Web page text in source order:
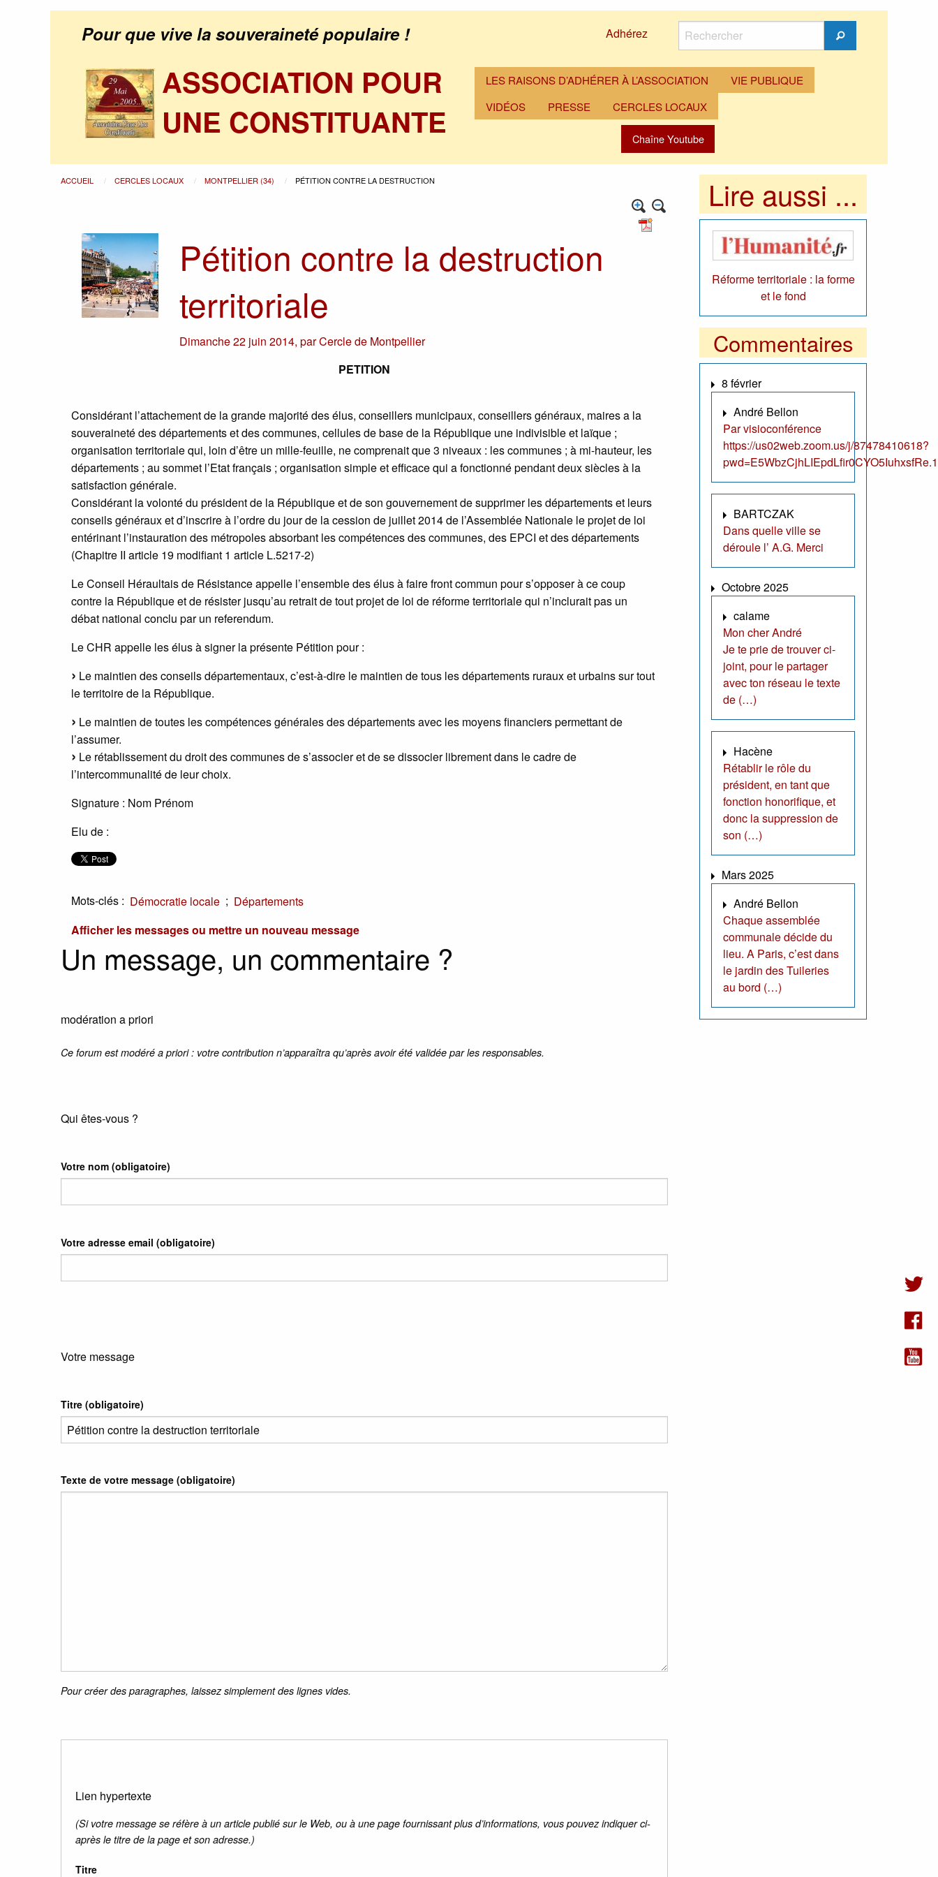
Pour que vive la souveraineté populaire ! Adhérez
Rechercher
Rechercher
ASSOCIATION POUR
UNE CONSTITUANTE
LES RAISONS D’ADHÉRER À L’ASSOCIATION
VIE PUBLIQUE
VIDÉOS
PRESSE CERCLES LOCAUX
Chaîne Youtube
ACCUEIL CERCLES LOCAUX MONTPELLIER (34) PÉTITION CONTRE LA DESTRUCTION
Pétition contre la destruction
territoriale
Dimanche 22 juin 2014,parCercle de Montpellier
PETITION
Considérant l’attachement de la grande majorité des élus, conseillers municipaux, conseillers généraux, maires a la
souveraineté des départements et des communes, cellules de base de la République une indivisible et laïque ;
organisation territoriale qui, loin d’être un mille-feuille, ne comprenait que 3 niveaux : les communes ; à mi-hauteur, les
départements ; au sommet l’Etat français ; organisation simple et efficace qui a fonctionné pendant deux siècles à la
satisfaction générale.
Considérant la volonté du président de la République et de son gouvernement de supprimer les départements et leurs
conseils généraux et d’inscrire à l’ordre du jour de la cession de juillet 2014 de l’Assemblée Nationale le projet de loi
entérinant l’instauration des métropoles absorbant les compétences des communes, des EPCI et des départements
(Chapitre II article 19 modifiant 1 article L.5217-2)
Le Conseil Héraultais de Résistance appelle l’ensemble des élus à faire front commun pour s’opposer à ce coup
contre la République et de résister jusqu’au retrait de tout projet de loi de réforme territoriale qui n’inclurait pas un
débat national conclu par un referendum.
Le CHR appelle les élus à signer la présente Pétition pour :
Le maintien des conseils départementaux, c’est-à-dire le maintien de tous les départements ruraux et urbains sur tout
le territoire de la République.
Le maintien de toutes les compétences générales des départements avec les moyens financiers permettant de
l’assumer.
Le rétablissement du droit des communes de s’associer et de se dissocier librement dans le cadre de
l’intercommunalité de leur choix.
Signature : Nom Prénom
Elu de :
Mots-clés : Démocratie locale ; Départements
Afficher les messages ou mettre un nouveau message
Un message, un commentaire ?
modération a priori
Ce forum est modéré a priori : votre contribution n’apparaîtra qu’après avoir été validée par les responsables.
Qui êtes-vous ?
Votre nom (obligatoire)
Votre adresse email (obligatoire)
Votre message
Titre (obligatoire)
Texte de votre message (obligatoire)
Pour créer des paragraphes, laissez simplement des lignes vides.
Lien hypertexte
(Si votre message se réfère à un article publié sur le Web, ou à une page fournissant plus d’informations, vous pouvez indiquer ci-
après le titre de la page et son adresse.)
Titre
Lire aussi ...
Réforme territoriale : la forme
et le fond
Commentaires
8 février
André Bellon
Par visioconférence
https://us02web.zoom.us/j/87478410618?
BARTCZAK
Dans quelle ville se
déroule l’ A.G. Merci
Octobre 2025
calame
Mon cher André
Je te prie de trouver ci-
joint, pour le partager
avec ton réseau le texte
de (…)
Hacène
Rétablir le rôle du
président, en tant que
fonction honorifique, et
donc la suppression de
son (…)
Mars 2025
André Bellon
Chaque assemblée
communale décide du
lieu. A Paris, c’est dans
le jardin des Tuileries
au bord (…)